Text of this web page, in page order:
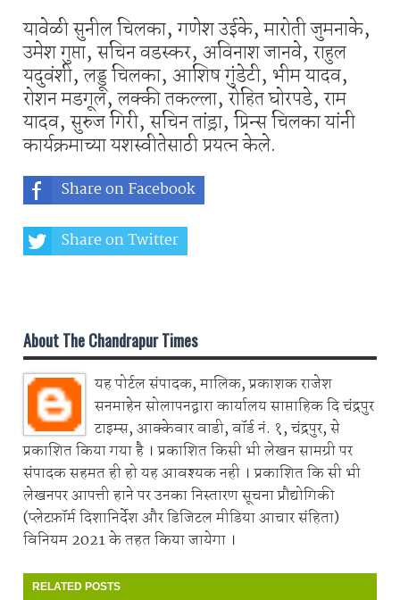
यावेळी सुनील चिलका, गणेश उईके, मारोती जुमनाके,
उमेश गुप्ता, सचिन वडस्कर, अविनाश जानवे, राहुल
यदुवंशी, लड्डू चिलका, आशिष गुंडेटी, भीम यादव,
रोशन मडगूल, लक्की तकल्ला, रोहित घोरपडे, राम
यादव, सुरुज गिरी, सचिन तांड्रा, प्रिन्स चिलका यांनी
कार्यक्रमाच्या यशस्वीतेसाठी प्रयत्न केले.
Share on Facebook
Share on Twitter
About The Chandrapur Times
यह पोर्टल संपादक, मालिक, प्रकाशक राजेश
सनमाहेन सोलापनद्वारा कार्यालय साप्ताहिक दि चंद्रपुर
टाइम्स, आक्केवार वाडी, वॉर्ड नं. १, चंद्रपुर, से
प्रकाशित किया गया है । प्रकाशित किसी भी लेखन सामग्री पर
संपादक सहमत ही हो यह आवश्यक नही । प्रकाशित कि सी भी
लेखनपर आपत्ती हाने पर उनका निस्तारण सूचना प्रौद्योगिकी
(प्लेटफ़ॉर्म दिशानिर्देश और डिजिटल मीडिया आचार संहिता)
विनियम 2021 के तहत किया जायेगा ।
RELATED POSTS